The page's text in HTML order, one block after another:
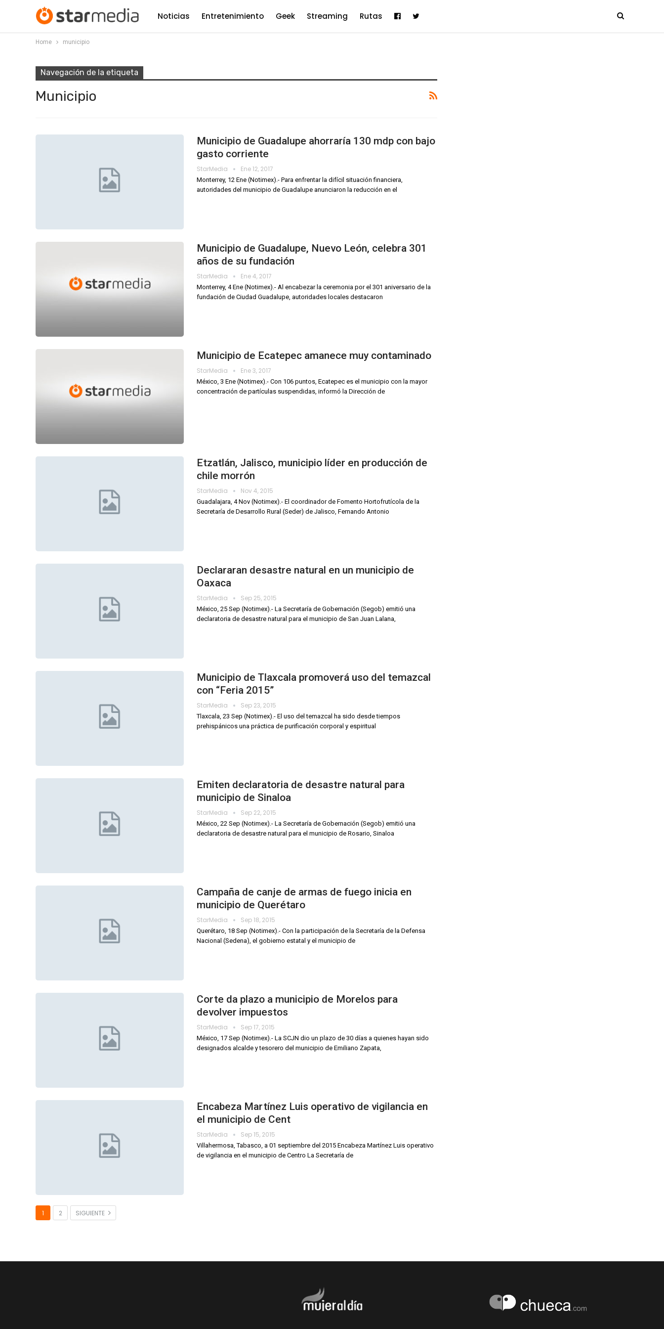
Noticias Entretenimiento Geek Streaming Rutas
Home municipio
Navegación de la etiqueta
Municipio
Municipio de Guadalupe ahorraría 130 mdp con bajo
gasto corriente
StarMedia Ene 12, 2017
Monterrey, 12 Ene (Notimex).- Para enfrentar la difícil situación financiera,
autoridades del municipio de Guadalupe anunciaron la reducción en el
Municipio de Guadalupe, Nuevo León, celebra 301
años de su fundación
StarMedia Ene 4, 2017
Monterrey, 4 Ene (Notimex).- Al encabezar la ceremonia por el 301 aniversario de la
fundación de Ciudad Guadalupe, autoridades locales destacaron
Municipio de Ecatepec amanece muy contaminado
StarMedia Ene 3, 2017
México, 3 Ene (Notimex).- Con 106 puntos, Ecatepec es el municipio con la mayor
concentración de partículas suspendidas, informó la Dirección de
Etzatlán, Jalisco, municipio líder en producción de
chile morrón
StarMedia Nov 4, 2015
Guadalajara, 4 Nov (Notimex).- El coordinador de Fomento Hortofrutícola de la
Secretaría de Desarrollo Rural (Seder) de Jalisco, Fernando Antonio
Declararan desastre natural en un municipio de
Oaxaca
StarMedia Sep 25, 2015
México, 25 Sep (Notimex).- La Secretaría de Gobernación (Segob) emitió una
declaratoria de desastre natural para el municipio de San Juan Lalana,
Municipio de Tlaxcala promoverá uso del temazcal
con “Feria 2015”
StarMedia Sep 23, 2015
Tlaxcala, 23 Sep (Notimex).- El uso del temazcal ha sido desde tiempos
prehispánicos una práctica de purificación corporal y espiritual
Emiten declaratoria de desastre natural para
municipio de Sinaloa
StarMedia Sep 22, 2015
México, 22 Sep (Notimex).- La Secretaría de Gobernación (Segob) emitió una
declaratoria de desastre natural para el municipio de Rosario, Sinaloa
Campaña de canje de armas de fuego inicia en
municipio de Querétaro
StarMedia Sep 18, 2015
Querétaro, 18 Sep (Notimex).- Con la participación de la Secretaría de la Defensa
Nacional (Sedena), el gobierno estatal y el municipio de
Corte da plazo a municipio de Morelos para
devolver impuestos
StarMedia Sep 17, 2015
México, 17 Sep (Notimex).- La SCJN dio un plazo de 30 días a quienes hayan sido
designados alcalde y tesorero del municipio de Emiliano Zapata,
Encabeza Martínez Luis operativo de vigilancia en
el municipio de Cent
StarMedia Sep 15, 2015
Villahermosa, Tabasco, a 01 septiembre del 2015 Encabeza Martínez Luis operativo
de vigilancia en el municipio de Centro La Secretaría de
1 2 SIGUIENTE